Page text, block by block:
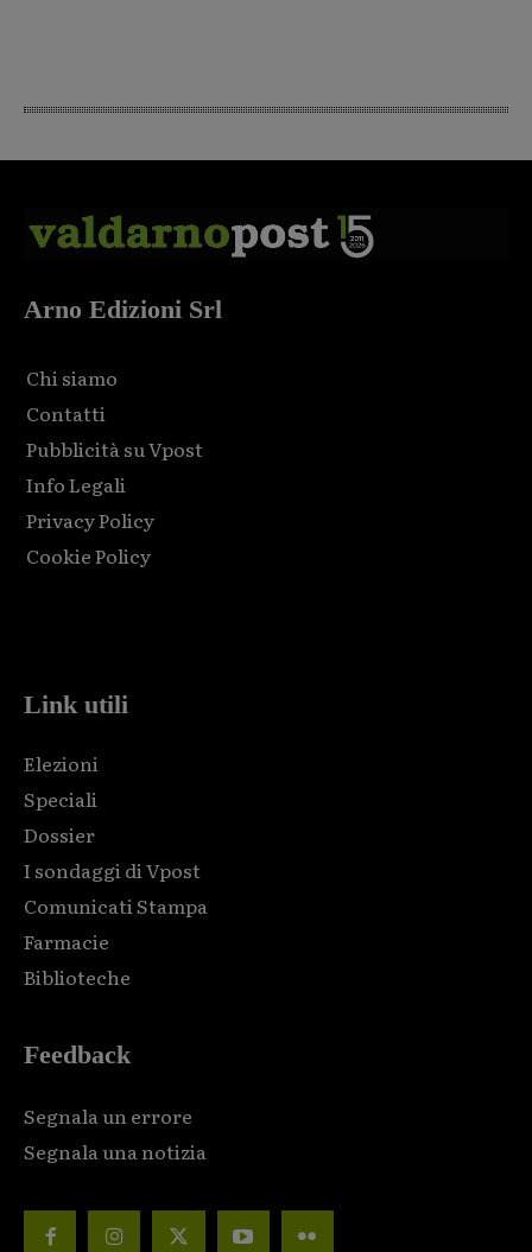
Arno Edizioni Srl
Chi siamo
Contatti
Pubblicità su Vpost
Info Legali
Privacy Policy
Cookie Policy
Link utili
Elezioni
Speciali
Dossier
I sondaggi di Vpost
Comunicati Stampa
Farmacie
Biblioteche
Feedback
Segnala un errore
Segnala una notizia